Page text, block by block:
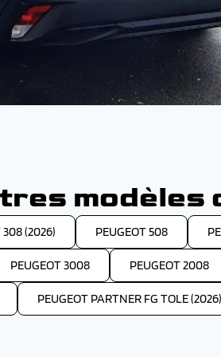
modèles
308 (2026) PEUGEOT 508
PEUGEOT 3008 PEUGEOT 2008
PEUGEOT PARTNER FG TOLE (2026)